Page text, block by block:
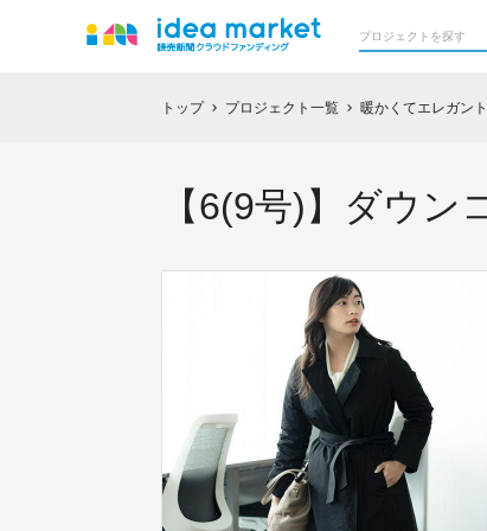
トップ chevron_right プロジェクト一覧 chevron_right 暖かくてエレガン
【6(9号)】ダウン